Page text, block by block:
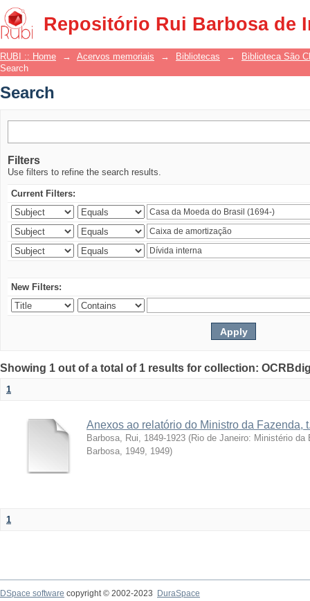
Repositório Rui Barbosa de
Search
RUBI :: Home → Acervos memoriais → Bibliotecas →
Biblioteca São
Search
Search
Filters
Use filters to refine the search results.
Current Filters:
New Filters:
Showing 1 out of a total of 1 results for collection:
1
Anexos ao relatório do Ministro da Fazenda,
Barbosa, Rui, 1849-1923 (Rio de Janeiro: Ministério
Barbosa, 1949, 1949)
1
DSpace software copyright © 2002-2023
DuraSpace